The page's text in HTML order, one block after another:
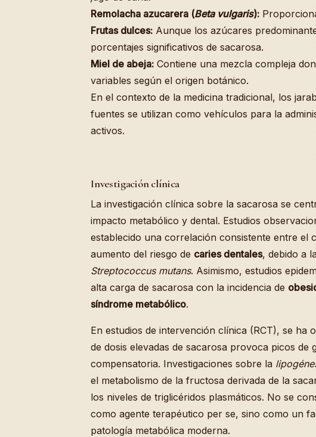
Remolacha azucarera (Beta vulgaris):
Frutas dulces: Aunque los azúcares
porcentajes significativos de sacarosa.
Miel de abeja: Contiene una mezcla compleja
variables según el origen botánico.
En el contexto de la medicina tradicional, los
fuentes se utilizan como vehículos para la
activos.
Investigación clínica
La investigación clínica sobre la sacarosa se
impacto metabólico y dental. Estudios
establecido una correlación consistente entre el
aumento del riesgo de caries dentales, debido a
Streptococcus mutans. Asimismo, estudios
alta carga de sacarosa con la incidencia de
síndrome metabólico.
En estudios de intervención clínica (RCT), se ha
de dosis elevadas de sacarosa provoca picos de
compensatoria. Investigaciones sobre la
el metabolismo de la fructosa derivada de la
los niveles de triglicéridos plasmáticos. No se
como agente terapéutico per se, sino como un
patología metabólica moderna.